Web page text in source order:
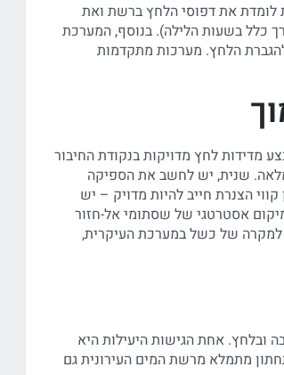
לומדת את דפוסי הלחץ ברשת ואת
כלל בשעות הלילה). בנוסף, המערכת
הלחץ. מערכות מתקדמות
מדידות לחץ מדויקות בנקודת החיבור
שנית, יש לחשב את הספיקה
הצנרת חייב להיות מדויק – יש
אסטרטגי של שסתומי אל-חזור
למקרה של כשל במערכת העיקרית,
ובלחץ. אחת הגישות היעילות היא
מתמלא מרשת המים העירונית גם